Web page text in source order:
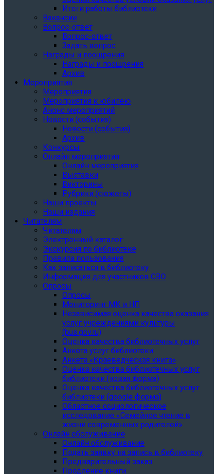
Итоги работы библиотеки
Вакансии
Вопрос-ответ
Вопрос-ответ
Задать вопрос
Награды и поощрения
Награды и поощрения
Архив
Мероприятия
Мероприятия
Мероприятия к юбилею
Анонс мероприятий
Новости (события)
Новости (события)
Архив
Конкурсы
Онлайн мероприятия
Онлайн мероприятия
Выставки
Викторины
Рубрики (сюжеты)
Наши проекты
Наши издания
Читателям
Читателям
Электронный каталог
Экскурсия по библиотеке
Правила пользования
Как записаться в библиотеку
Информация для участников СВО
Опросы
Опросы
Мониторинг МК и НП
Независимая оценка качества оказания
услуг учреждениями культуры
(bus.gov.ru)
Оценка качества библиотечных услуг
Анкета услуг библиотеки
Анкета «Краеведческая книга»
Oценка качества библиотечных услуг
библиотеки (новая форма)
Oценка качества библиотечных услуг
библиотеки (google форма)
Областное социологическое
исследование «Семейное чтение в
жизни современных родителей»
Онлайн обслуживание
Онлайн обслуживание
Подать заявку на запись в библиотеку
Предварительный заказ
Продление книги